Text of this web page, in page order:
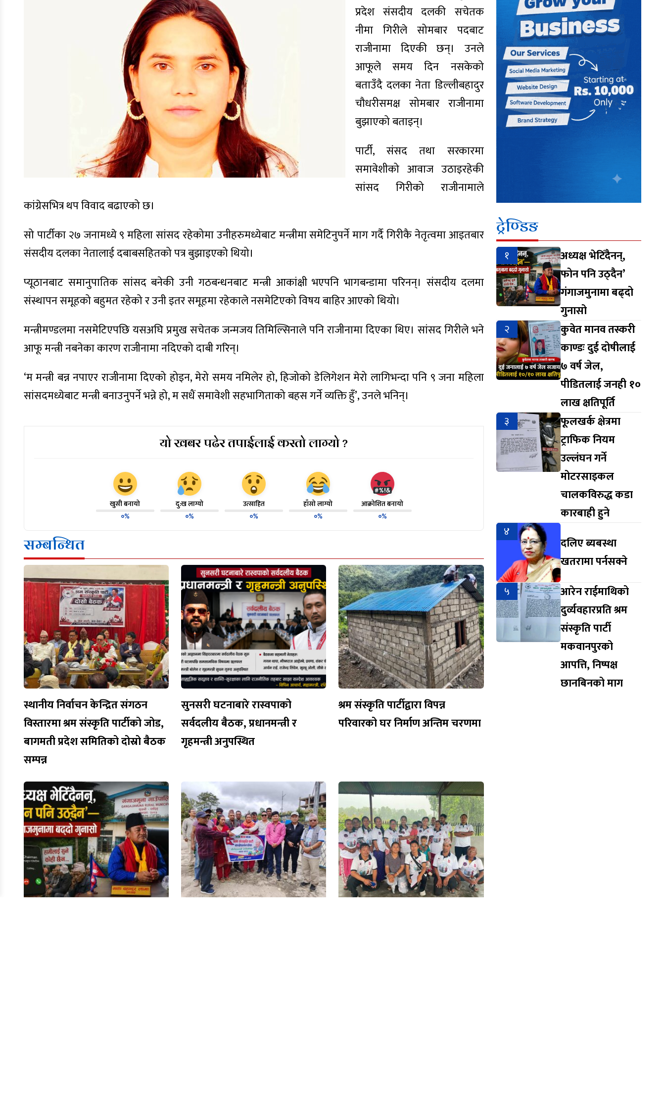
प्रदेश संसदीय दलकी सचेतक
नीमा गिरीले सोमबार पदबाट
राजीनामा दिएकी छन्। उनले
आफूले समय दिन नसकेको
बताउँदै दलका नेता डिल्लीबहादुर
चौधरीसमक्ष सोमबार राजीनामा
बुझाएको बताइन्।
पार्टी, संसद तथा सरकारमा
समावेशीको आवाज उठाइरहेकी
सांसद गिरीको राजीनामाले
कांग्रेसभित्र थप विवाद बढाएको छ।
सो पार्टीका २७ जनामध्ये ९ महिला सांसद रहेकोमा उनीहरुमध्येबाट मन्त्रीमा समेटिनुपर्ने माग गर्दै गिरीकै नेतृत्वमा आइतबार
संसदीय दलका नेतालाई दबाबसहितको पत्र बुझाइएको थियो।
प्यूठानबाट समानुपातिक सांसद बनेकी उनी गठबन्धनबाट मन्त्री आकांक्षी भएपनि भागबन्डामा परिनन्। संसदीय दलमा
संस्थापन समूहको बहुमत रहेको र उनी इतर समूहमा रहेकाले नसमेटिएको विषय बाहिर आएको थियो।
मन्त्रीमण्डलमा नसमेटिएपछि यसअघि प्रमुख सचेतक जन्मजय तिमिल्सिनाले पनि राजीनामा दिएका थिए। सांसद गिरीले भने
आफू मन्त्री नबनेका कारण राजीनामा नदिएको दाबी गरिन्।
‘म मन्त्री बन्न नपाएर राजीनामा दिएको होइन, मेरो समय नमिलेर हो, हिजोको डेलिगेशन मेरो लागिभन्दा पनि ९ जना महिला
सांसदमध्येबाट मन्त्री बनाउनुपर्ने भन्ने हो, म सधैं समावेशी सहभागिताको बहस गर्ने व्यक्ति हुँ’, उनले भनिन्।
यो खबर पढेर तपाईलाई कस्तो लाग्यो ?
खुसी बनायो
०%
दु:ख लाग्यो
०%
उत्साहित
०%
हाँसो लाग्यो
०%
आक्रोशित बनायो
०%
सम्बन्धित
स्थानीय निर्वाचन केन्द्रित संगठन
विस्तारमा श्रम संस्कृति पार्टीको जोड,
बागमती प्रदेश समितिको दोस्रो बैठक
सम्पन्न
सुनसरी घटनाबारे रास्वपाको
सर्वदलीय बैठक, प्रधानमन्त्री र
गृहमन्त्री अनुपस्थित
श्रम संस्कृति पार्टीद्वारा विपन्न
परिवारको घर निर्माण अन्तिम चरणमा
ट्रेण्डिङ
१
अध्यक्ष भेटिँदैनन्,
फोन पनि उठ्दैन’
गंगाजमुनामा बढ्दो
गुनासो
२
कुवेत मानव तस्करी
काण्डः दुई दोषीलाई
७ वर्ष जेल,
पीडितलाई जनही १०
लाख क्षतिपूर्ति
३
फूलखर्क क्षेत्रमा
ट्राफिक नियम
उल्लंघन गर्ने
मोटरसाइकल
चालकविरुद्ध कडा
कारबाही हुने
४
दलिए ब्यबस्था
खतरामा पर्नसक्ने
५
आरेन राईमाथिको
दुर्व्यवहारप्रति श्रम
संस्कृति पार्टी
मकवानपुरको
आपत्ति, निष्पक्ष
छानबिनको माग